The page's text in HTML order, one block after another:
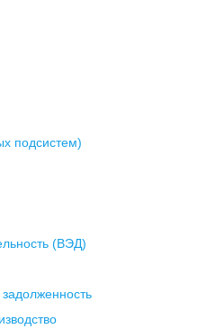
подсистем)
(ВЭД)